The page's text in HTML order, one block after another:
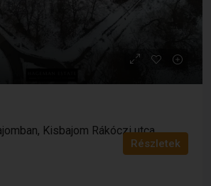
Kisbajom Rákóczi utca
Részletek